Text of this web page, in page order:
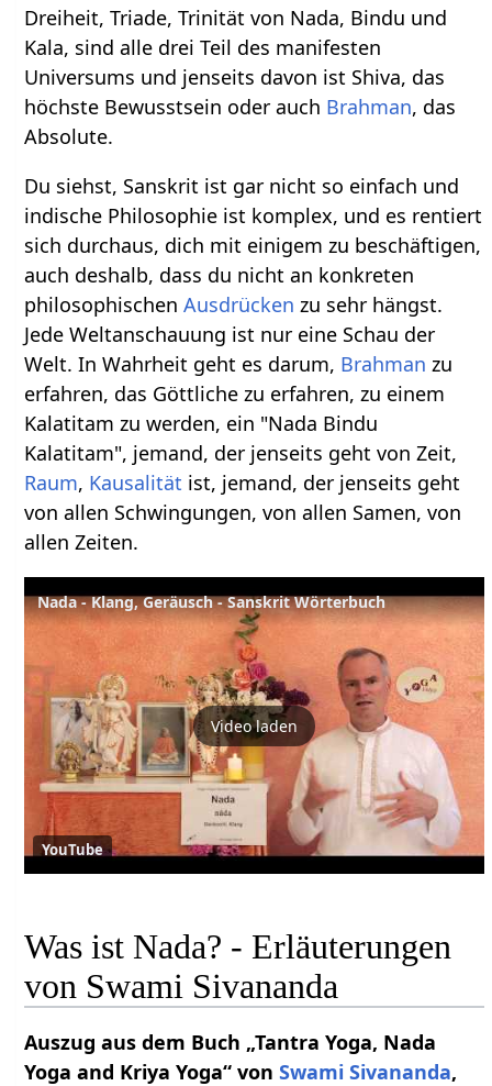
Dreiheit, Triade, Trinität von Nada, Bindu und
Kala, sind alle drei Teil des manifesten
Universums und jenseits davon ist Shiva, das
höchste Bewusstsein oder auch Brahman, das
Absolute.
Du siehst, Sanskrit ist gar nicht so einfach und
indische Philosophie ist komplex, und es rentiert
sich durchaus, dich mit einigem zu beschäftigen,
auch deshalb, dass du nicht an konkreten
philosophischenAusdrücken zu sehr hängst.
Jede Weltanschauung ist nur eine Schau der
Welt. In Wahrheit geht es darum, Brahman zu
erfahren, das Göttliche zu erfahren, zu einem
Kalatitam zu werden, ein "Nada Bindu
Kalatitam", jemand, der jenseits geht von Zeit,
Raum, Kausalität ist, jemand, der jenseits geht
von allen Schwingungen, von allen Samen, von
allen Zeiten.
Nada - Klang, Geräusch - Sanskrit Wörterbuch
Video laden
YouTube
Was ist Nada? - Erläuterungen
von Swami Sivananda
Auszug aus dem Buch „Tantra Yoga, Nada
Yoga and Kriya Yoga“ vonSwami Sivananda,